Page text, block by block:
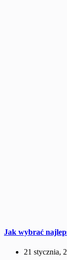
Jak wybrać
21 stycznia,